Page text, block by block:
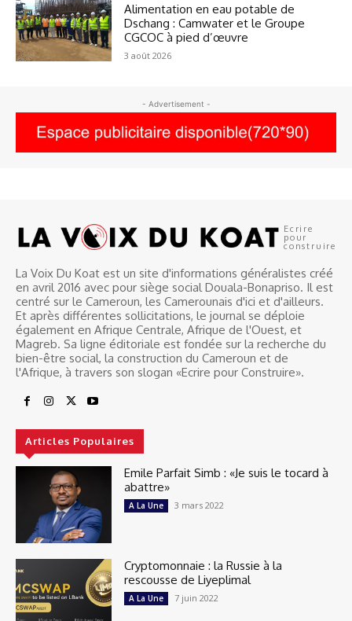
Alimentation en eau potable de
Dschang : Camwater et le Groupe
CGCOC à pied d’œuvre
3 août 2026
- Advertisement -
Ecrire
pour
construire
La Voix Du Koat est un site d'informations généralistes créé
en avril 2016 avec pour siège social Douala-Bonapriso. Il est
centré sur le Cameroun, les Camerounais d'ici et d'ailleurs.
Et après différentes sollicitations, le journal se déploie
également en Afrique Centrale, Afrique de l'Ouest, et
Magreb. Sa ligne éditoriale est fondée sur la recherche du
bien-être social, la construction du Cameroun et de
l'Afrique, à travers son slogan «Ecrire pour Construire».
Articles Populaires
Emile Parfait Simb : «Je suis le tocard à
abattre»
A La Une 3 mars 2022
Cryptomonnaie : la Russie à la
rescousse de Liyeplimal
A La Une 7 juin 2022